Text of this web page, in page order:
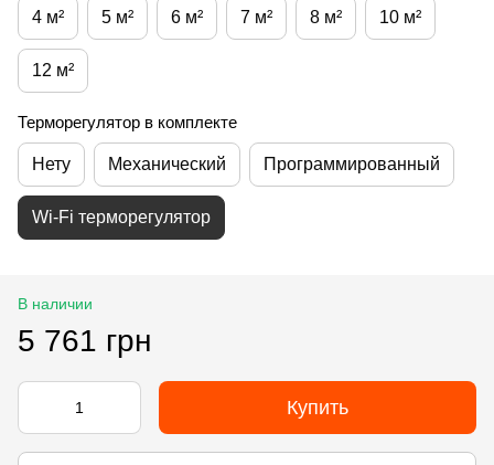
4 м² 5 м² 6 м² 7 м² 8 м² 10 м²
12 м²
Терморегулятор в комплекте
Нету Механический Программированный
Wi-Fi терморегулятор
В наличии
5 761 грн
Купить